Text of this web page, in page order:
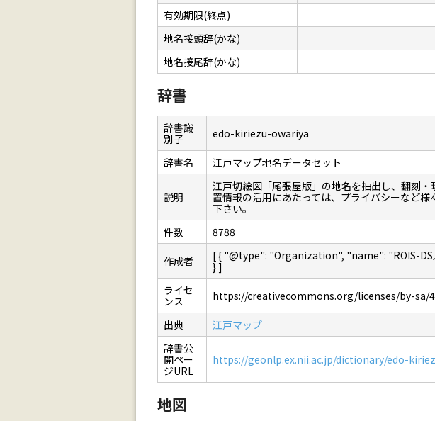
有効期限(終点)
地名接頭辞(かな)
地名接尾辞(かな)
辞書
辞書識
別子
edo-kiriezu-owariya
辞書名 江戸マップ地名データセット
説明
江戸切絵図「尾張屋版」の地名を抽出し、翻刻
置情報の活用にあたっては、プライバシーなど
下さい。
件数
8788
作成者
[ { "@type": "Organization", "name": "ROIS-
} ]
ライセ
ンス
https://creativecommons.org/licenses/by-sa/
出典
江戸マップ
辞書公
開ペー
ジURL
https://geonlp.ex.nii.ac.jp/dictionary/edo-
地図